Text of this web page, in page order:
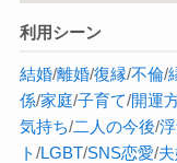
利用シーン
結婚/離婚/復縁/不倫/
係/家庭/子育て/開運
気持ち/二人の今後/
ト/LGBT/SNS恋愛/